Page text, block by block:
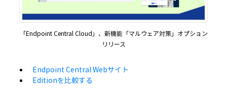
「Endpoint Central Cloud」、新機能「マルウェア対策」オプション
リリース
Endpoint Central Webサイト
Editionを比較する